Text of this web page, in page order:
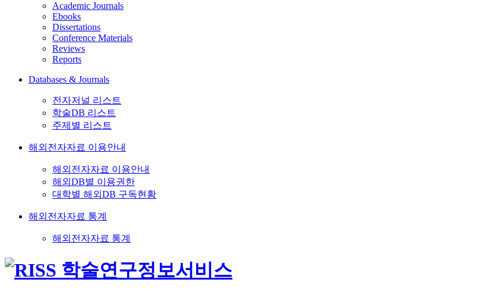
Academic Journals
Ebooks
Dissertations
Conference Materials
Reviews
Reports
Databases & Journals
전자저널 리스트
학술DB 리스트
주제별 리스트
해외전자자료 이용안내
해외전자자료 이용안내
해외DB별 이용권한
대학별 해외DB 구독현황
해외전자자료 통계
해외전자자료 통계